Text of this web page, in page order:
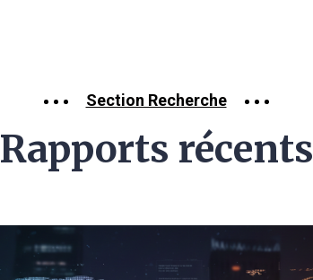
Section Recherche
Rapports récents